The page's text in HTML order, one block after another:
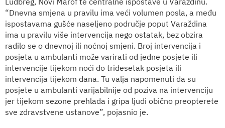
“Dnevna smjena u pravilu ima veći volumen posla, a među
ispostavama gušće naseljeno područje poput Varaždina
ima u pravilu više intervencija nego ostatak, bez obzira
radilo se o dnevnoj ili noćnoj smjeni. Broj intervencija i
posjeta u ambulanti može varirati od jedne posjete ili
intervencije tijekom noći do tridesetak posjeta ili
intervencija tijekom dana. Tu valja napomenuti da su
posjete u ambulanti varijabilnije od poziva na intervenciju
jer tijekom sezone prehlada i gripa ljudi obično preopterete
sve zdravstvene ustanove”, pojasnio je.